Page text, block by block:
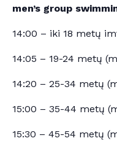
men’s group
14:00 – iki 18 metų
14:05 – 19-24 metų
14:20 – 25-34 metų
15:00 – 35-44 metų
15:30 – 45-54 metų